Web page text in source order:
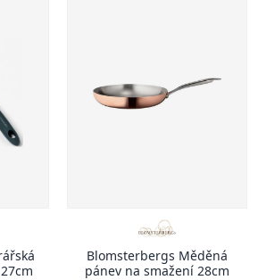
Blomsterbergs Měděná
pánev na smažení 28cm